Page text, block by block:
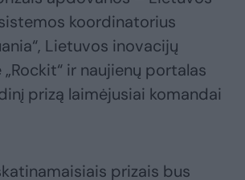
koordinatorius
Lietuvos inovacijų
ir naujienų portalas
prizą laimėjusiai komandai
prizais bus